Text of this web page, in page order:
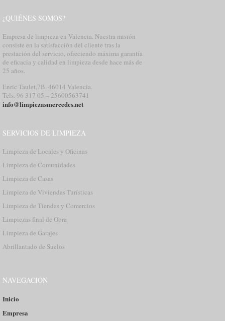
¿QUIÉNES SOMOS?
Empresa de limpieza en Valencia. Nuestra misión
consiste en la satisfacción del cliente tras la
prestación del servicio, ofreciendo máxima garantía
de eficacia y calidad en limpieza desde hace más de
25 años.
Enric Taulet,7B. 46014 Valencia.
Tels. 96 317 05 – 25600563741
info@limpiezasmercedes.net
SERVICIOS DE LIMPIEZA
Limpieza de Locales y Oficinas
Limpieza de Comunidades
Limpieza de Casas
Limpieza de Viviendas Turísticas
Limpieza de Tiendas y Comercios
Limpiezas final de Obra
Limpieza de Garajes
Abrillantado de Suelos
NAVEGACIÓN
Inicio
Empresa